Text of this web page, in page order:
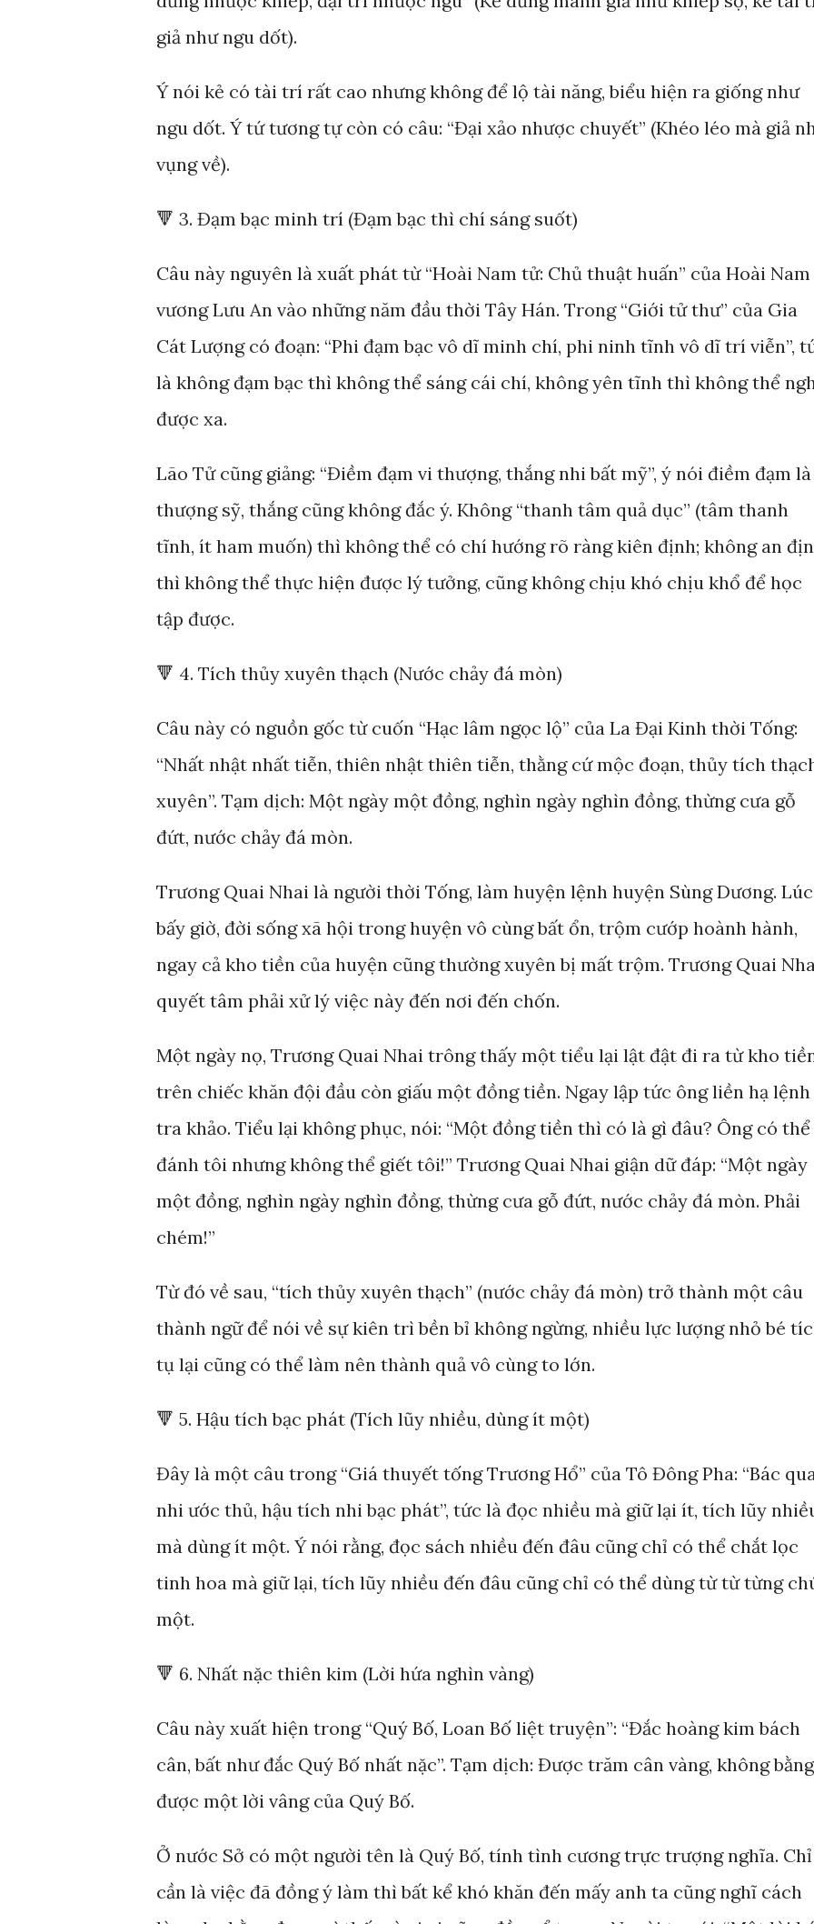
giả như ngu dốt).
Ý nói kẻ có tài trí rất cao nhưng không để lộ tài năng, biểu hiện ra giống như
ngu dốt. Ý tứ tương tự còn có câu: “Đại xảo nhược chuyết” (Khéo léo mà giả
vụng về).
🔻 3. Đạm bạc minh trí (Đạm bạc thì chí sáng suốt)
Câu này nguyên là xuất phát từ “Hoài Nam tử: Chủ thuật huấn” của Hoài Nam
vương Lưu An vào những năm đầu thời Tây Hán. Trong “Giới tử thư” của Gia
Cát Lượng có đoạn: “Phi đạm bạc vô dĩ minh chí, phi ninh tĩnh vô dĩ trí viễn”,
là không đạm bạc thì không thể sáng cái chí, không yên tĩnh thì không thể
được xa.
Lão Tử cũng giảng: “Điềm đạm vi thượng, thắng nhi bất mỹ”, ý nói điềm đạm là
thượng sỹ, thắng cũng không đắc ý. Không “thanh tâm quả dục” (tâm thanh
tĩnh, ít ham muốn) thì không thể có chí hướng rõ ràng kiên định; không an
thì không thể thực hiện được lý tưởng, cũng không chịu khó chịu khổ để học
tập được.
🔻 4. Tích thủy xuyên thạch (Nước chảy đá mòn)
Câu này có nguồn gốc từ cuốn “Hạc lâm ngọc lộ” của La Đại Kinh thời Tống:
“Nhất nhật nhất tiễn, thiên nhật thiên tiễn, thằng cứ mộc đoạn, thủy tích
xuyên”. Tạm dịch: Một ngày một đồng, nghìn ngày nghìn đồng, thừng cưa gỗ
đứt, nước chảy đá mòn.
Trương Quai Nhai là người thời Tống, làm huyện lệnh huyện Sùng Dương. Lúc
bấy giờ, đời sống xã hội trong huyện vô cùng bất ổn, trộm cướp hoành hành,
ngay cả kho tiền của huyện cũng thường xuyên bị mất trộm. Trương Quai
quyết tâm phải xử lý việc này đến nơi đến chốn.
Một ngày nọ, Trương Quai Nhai trông thấy một tiểu lại lật đật đi ra từ kho
trên chiếc khăn đội đầu còn giấu một đồng tiền. Ngay lập tức ông liền hạ lệnh
tra khảo. Tiểu lại không phục, nói: “Một đồng tiền thì có là gì đâu? Ông có thể
đánh tôi nhưng không thể giết tôi!” Trương Quai Nhai giận dữ đáp: “Một ngày
một đồng, nghìn ngày nghìn đồng, thừng cưa gỗ đứt, nước chảy đá mòn. Phải
chém!”
Từ đó về sau, “tích thủy xuyên thạch” (nước chảy đá mòn) trở thành một câu
thành ngữ để nói về sự kiên trì bền bỉ không ngừng, nhiều lực lượng nhỏ bé
tụ lại cũng có thể làm nên thành quả vô cùng to lớn.
🔻 5. Hậu tích bạc phát (Tích lũy nhiều, dùng ít một)
Đây là một câu trong “Giá thuyết tống Trương Hổ” của Tô Đông Pha: “Bác
nhi ước thủ, hậu tích nhi bạc phát”, tức là đọc nhiều mà giữ lại ít, tích lũy
mà dùng ít một. Ý nói rằng, đọc sách nhiều đến đâu cũng chỉ có thể chắt lọc
tinh hoa mà giữ lại, tích lũy nhiều đến đâu cũng chỉ có thể dùng từ từ từng
một.
🔻 6. Nhất nặc thiên kim (Lời hứa nghìn vàng)
Câu này xuất hiện trong “Quý Bố, Loan Bố liệt truyện”: “Đắc hoàng kim bách
cân, bất như đắc Quý Bố nhất nặc”. Tạm dịch: Được trăm cân vàng, không bằng
được một lời vâng của Quý Bố.
Ở nước Sở có một người tên là Quý Bố, tính tình cương trực trượng nghĩa. Chỉ
cần là việc đã đồng ý làm thì bất kể khó khăn đến mấy anh ta cũng nghĩ cách